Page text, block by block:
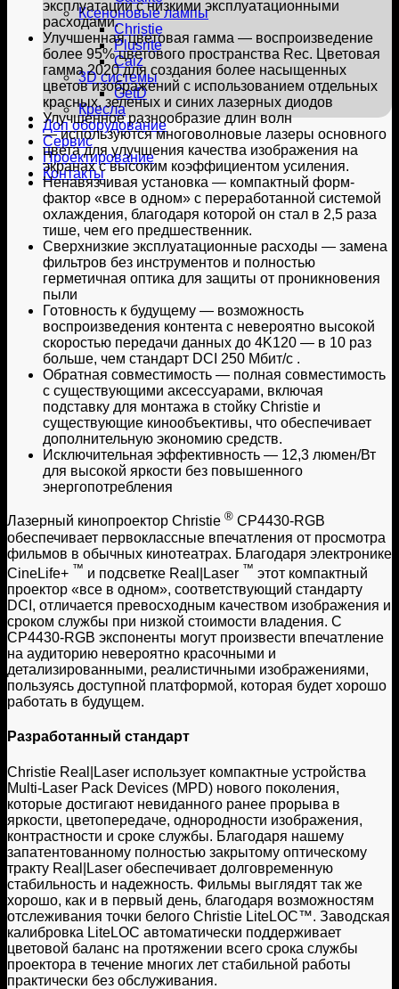
Ксеноновые лампы
Christie
Plusrite
Caiz
3D системы
GetD
Кресла
Доп оборудование
Сервис
Проектирование
Контакты
эксплуатации с низкими эксплуатационными
расходами.
Улучшенная цветовая гамма — воспроизведение
более 95% цветового пространства Rec. Цветовая
гамма 2020 для создания более насыщенных
цветов изображений с использованием отдельных
красных, зеленых и синих лазерных диодов
Улучшенное разнообразие длин волн
— используются многоволновые лазеры основного
цвета для улучшения качества изображения на
экранах с высоким коэффициентом усиления.
Ненавязчивая установка — компактный форм-
фактор «все в одном» с переработанной системой
охлаждения, благодаря которой он стал в 2,5 раза
тише, чем его предшественник.
Сверхнизкие эксплуатационные расходы — замена
фильтров без инструментов и полностью
герметичная оптика для защиты от проникновения
пыли
Готовность к будущему — возможность
воспроизведения контента с невероятно высокой
скоростью передачи данных до 4K120 — в 10 раз
больше, чем стандарт DCI 250 Мбит/с .
Обратная совместимость — полная совместимость
с существующими аксессуарами, включая
подставку для монтажа в стойку Christie и
существующие кинообъективы, что обеспечивает
дополнительную экономию средств.
Исключительная эффективность — 12,3 люмен/Вт
для высокой яркости без повышенного
энергопотребления
Лазерный кинопроектор Christie ® CP4430-RGB
обеспечивает первоклассные впечатления от просмотра
фильмов в обычных кинотеатрах. Благодаря электронике
CineLife+ ™ и подсветке Real|Laser ™ этот компактный
проектор «все в одном», соответствующий стандарту
DCI, отличается превосходным качеством изображения и
сроком службы при низкой стоимости владения. С
CP4430-RGB экспоненты могут произвести впечатление
на аудиторию невероятно красочными и
детализированными, реалистичными изображениями,
пользуясь доступной платформой, которая будет хорошо
работать в будущем.
Разработанный стандарт
Christie Real|Laser использует компактные устройства
Multi-Laser Pack Devices (MPD) нового поколения,
которые достигают невиданного ранее прорыва в
яркости, цветопередаче, однородности изображения,
контрастности и сроке службы. Благодаря нашему
запатентованному полностью закрытому оптическому
тракту Real|Laser обеспечивает долговременную
стабильность и надежность. Фильмы выглядят так же
хорошо, как и в первый день, благодаря возможностям
отслеживания точки белого Christie LiteLOC™. Заводская
калибровка LiteLOC автоматически поддерживает
цветовой баланс на протяжении всего срока службы
проектора в течение многих лет стабильной работы
практически без обслуживания.